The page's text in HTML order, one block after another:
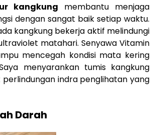
kangkung membantu menjaga
dengan sangat baik setiap waktu.
kangkung bekerja aktif melindungi
matahari. Senyawa Vitamin
mencegah kondisi mata kering
menyarankan tumis kangkung
indra penglihatan yang
Darah